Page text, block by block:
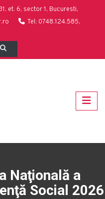
et. 6, sector 1, Bucuresti,
Tel: 0748.124.585,
Naţională a
Social 2026